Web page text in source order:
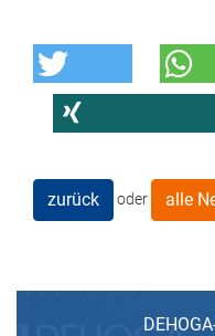
zurück oder alle